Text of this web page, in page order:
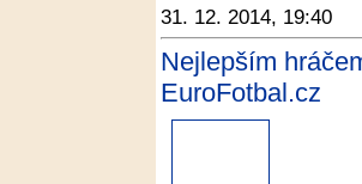
31. 12. 2014, 19:40
Nejlepším
EuroFotbal.cz